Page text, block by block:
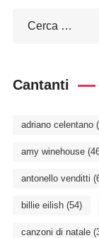
Cantanti
adriano celentano
amy winehouse
antonello venditti
billie eilish(54)
canzoni di natale